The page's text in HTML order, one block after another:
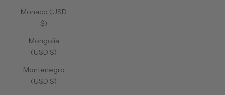
Monaco (USD
$)
Mongolia
(USD $)
Montenegro
(USD $)